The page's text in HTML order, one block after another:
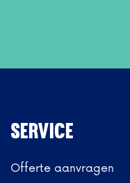
Service
Offerte aanvragen